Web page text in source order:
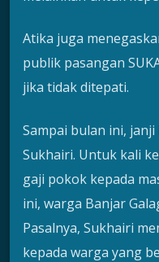
Atika juga
publik pasangan
jika tidak ditepati.
Sampai bulan ini,
Sukhairi. Untuk kali
gaji pokok kepada
ini, warga Banjar
Pasalnya, Sukhairi
kepada warga yang